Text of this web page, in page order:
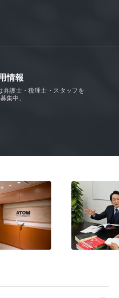
情報
弁護士・税理士・スタッフを
集中。